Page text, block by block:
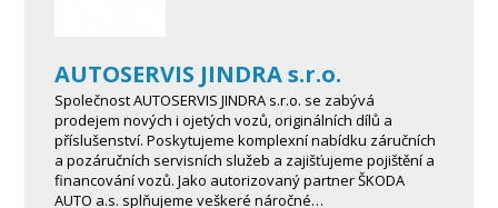
AUTOSERVIS JINDRA s.r.o.
Společnost AUTOSERVIS JINDRA s.r.o. se zabývá
prodejem nových i ojetých vozů, originálních dílů a
příslušenství. Poskytujeme komplexní nabídku záručních
a pozáručních servisních služeb a zajišťujeme pojištění a
financování vozů. Jako autorizovaný partner ŠKODA
AUTO a.s. splňujeme veškeré náročné…